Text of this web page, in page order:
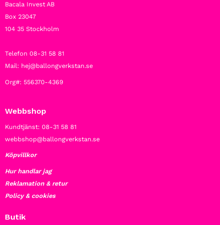
Bacala Invest AB
Box 23047
104 35 Stockholm
Telefon 08-31 58 81
Mail: hej@ballongverkstan.se
Org#: 556370-4369
Webbshop
Kundtjänst: 08-31 58 81
webbshop@ballongverkstan.se
Köpvillkor
Hur handlar jag
Reklamation & retur
Policy & cookies
Butik